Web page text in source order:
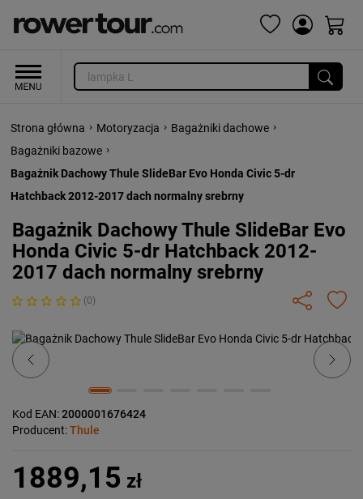
Strona główna › Motoryzacja › Bagażniki dachowe ›
Bagażniki bazowe ›
Bagażnik Dachowy Thule SlideBar Evo Honda Civic 5-dr
Hatchback 2012-2017 dach normalny srebrny
Bagażnik Dachowy Thule SlideBar Evo
Honda Civic 5-dr Hatchback 2012-
2017 dach normalny srebrny
(0)
Previous Next
Kod EAN:2000001676424
Producent:Thule
1889,15 zł